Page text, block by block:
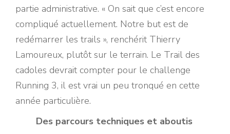
partie administrative. « On sait que c’est encore
compliqué actuellement. Notre but est de
redémarrer les trails », renchérit Thierry
Lamoureux, plutôt sur le terrain. Le Trail des
cadoles devrait compter pour le challenge
Running 3, il est vrai un peu tronqué en cette
année particulière.
Des parcours techniques et aboutis